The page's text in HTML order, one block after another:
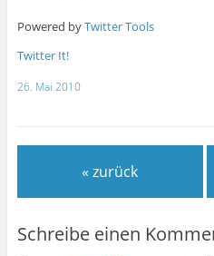
Powered byTwitter Tools
Twitter It!
26. Mai 2010
« zurück
Schreibe einen